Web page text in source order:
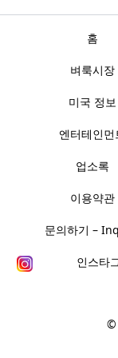
홈
벼룩시장
미국 정보
엔터테인먼
업소록
이용약관
문의하기 –
인스타
©